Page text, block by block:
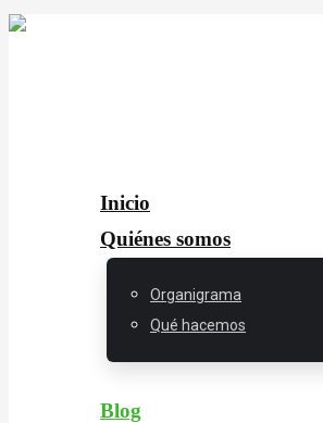
Inicio
Quiénes somos
Organigrama
Qué hacemos
Blog